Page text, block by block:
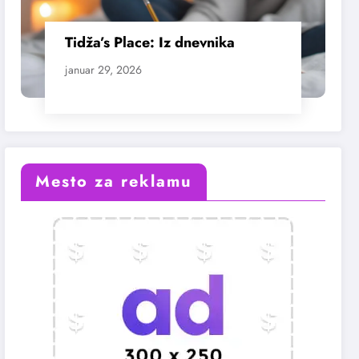
Tidža’s Place: Iz dnevnika
januar 29, 2026
Mesto za reklamu